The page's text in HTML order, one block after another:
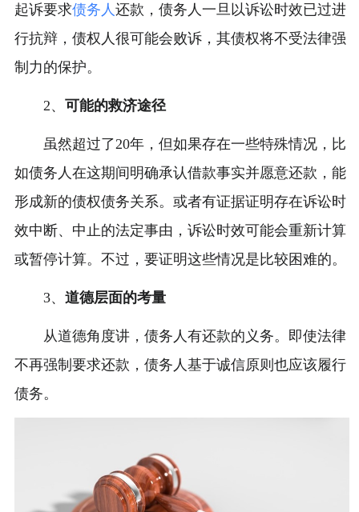
起诉要求债务人还款，债务人一旦以诉讼时效已过进
行抗辩，债权人很可能会败诉，其债权将不受法律强
制力的保护。
2、 可能的救济途径
虽然超过了20年，但如果存在一些特殊情况，比
如债务人在这期间明确承认借款事实并愿意还款，能
形成新的债权债务关系。或者有证据证明存在诉讼时
效中断、中止的法定事由，诉讼时效可能会重新计算
或暂停计算。不过，要证明这些情况是比较困难的。
3、 道德层面的考量
从道德角度讲，债务人有还款的义务。即使法律
不再强制要求还款，债务人基于诚信原则也应该履行
债务。